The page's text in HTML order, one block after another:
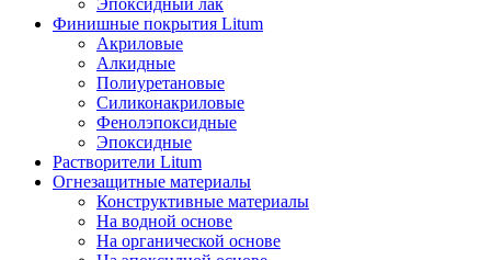
Финишные покрытия Litum
Акриловые
Алкидные
Полиуретановые
Силиконакриловые
Фенолэпоксидные
Эпоксидные
Растворители Litum
Огнезащитные материалы
Конструктивные материалы
На водной основе
На органической основе